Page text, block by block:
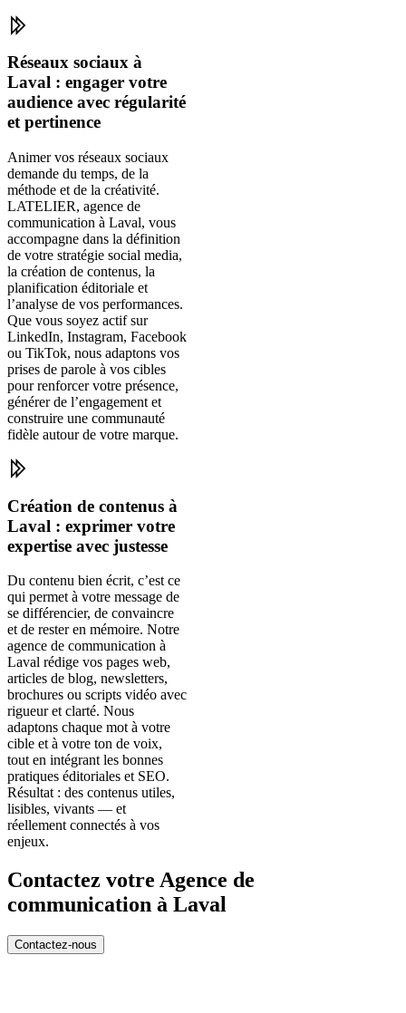
Réseaux sociaux à
Laval : engager votre
audience avec régularité
et pertinence
Animer vos réseaux sociaux
demande du temps, de la
méthode et de la créativité.
LATELIER, agence de
communication à Laval, vous
accompagne dans la définition
de votre stratégie social media,
la création de contenus, la
planification éditoriale et
l’analyse de vos performances.
Que vous soyez actif sur
LinkedIn, Instagram, Facebook
ou TikTok, nous adaptons vos
prises de parole à vos cibles
pour renforcer votre présence,
générer de l’engagement et
construire une communauté
fidèle autour de votre marque.
Création de contenus à
Laval : exprimer votre
expertise avec justesse
Du contenu bien écrit, c’est ce
qui permet à votre message de
se différencier, de convaincre
et de rester en mémoire. Notre
agence de communication à
Laval rédige vos pages web,
articles de blog, newsletters,
brochures ou scripts vidéo avec
rigueur et clarté. Nous
adaptons chaque mot à votre
cible et à votre ton de voix,
tout en intégrant les bonnes
pratiques éditoriales et SEO.
Résultat : des contenus utiles,
lisibles, vivants — et
réellement connectés à vos
enjeux.
Contactez votre Agence de
communication à Laval
Contactez-nous